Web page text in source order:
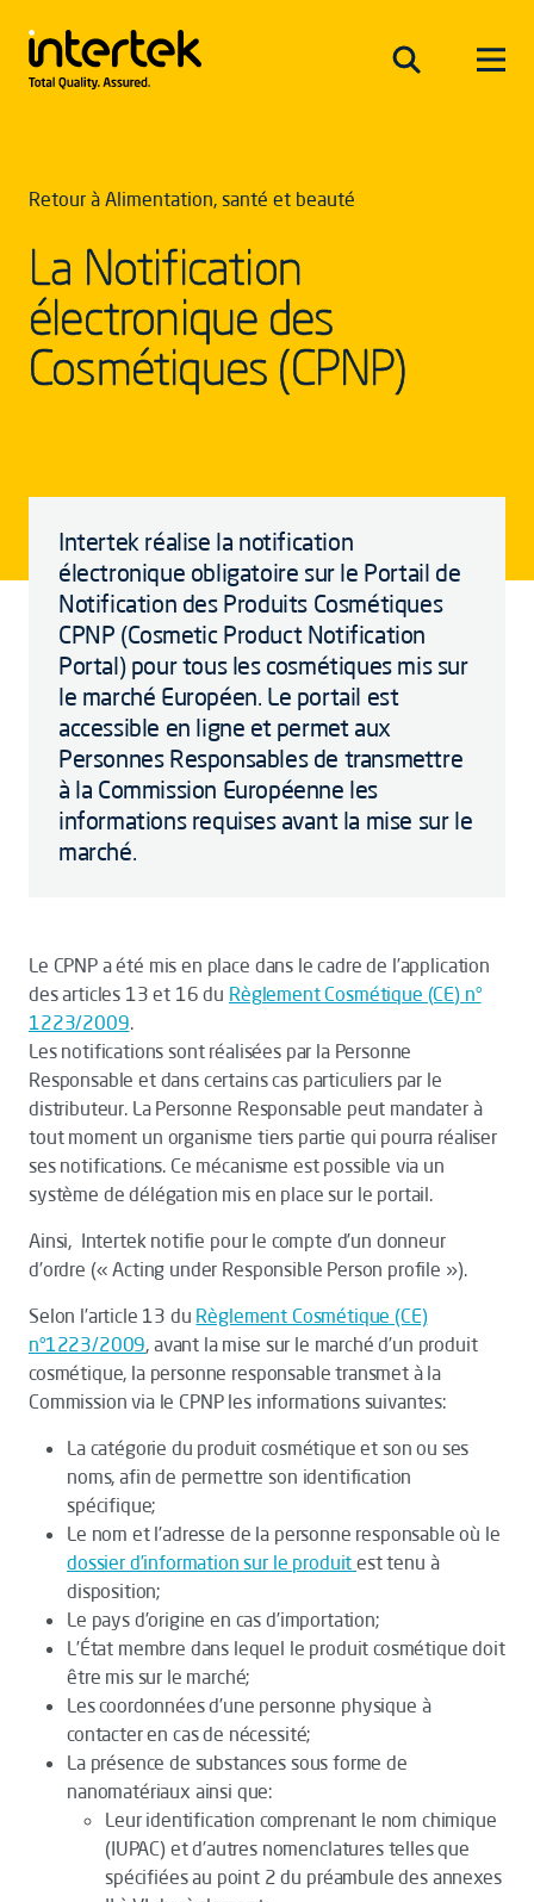
Retour à Alimentation, santé et beauté
La Notification
électronique des
Cosmétiques (CPNP)
Intertek réalise la notification
électronique obligatoire sur le Portail de
Notification des Produits Cosmétiques
CPNP (Cosmetic Product Notification
Portal) pour tous les cosmétiques mis sur
le marché Européen. Le portail est
accessible en ligne et permet aux
Personnes Responsables de transmettre
à la Commission Européenne les
informations requises avant la mise sur le
marché.
Le CPNP a été mis en place dans le cadre de l’application
des articles 13 et 16 du Règlement Cosmétique (CE) n°
1223/2009.
Les notifications sont réalisées par la Personne
Responsable et dans certains cas particuliers par le
distributeur. La Personne Responsable peut mandater à
tout moment un organisme tiers partie qui pourra réaliser
ses notifications. Ce mécanisme est possible via un
système de délégation mis en place sur le portail.
Ainsi, Intertek notifie pour le compte d’un donneur
d’ordre (« Acting under Responsible Person profile »).
Selon l’article 13 du Règlement Cosmétique (CE)
n°1223/2009, avant la mise sur le marché d’un produit
cosmétique, la personne responsable transmet à la
Commission via le CPNP les informations suivantes:
La catégorie du produit cosmétique et son ou ses
noms, afin de permettre son identification
spécifique;
Le nom et l’adresse de la personne responsable où le
dossier d’information sur le produitest tenu à
disposition;
Le pays d’origine en cas d’importation;
L’État membre dans lequel le produit cosmétique doit
être mis sur le marché;
Les coordonnées d’une personne physique à
contacter en cas de nécessité;
La présence de substances sous forme de
nanomatériaux ainsi que:
Leur identification comprenant le nom chimique
(IUPAC) et d’autres nomenclatures telles que
spécifiées au point 2 du préambule des annexes